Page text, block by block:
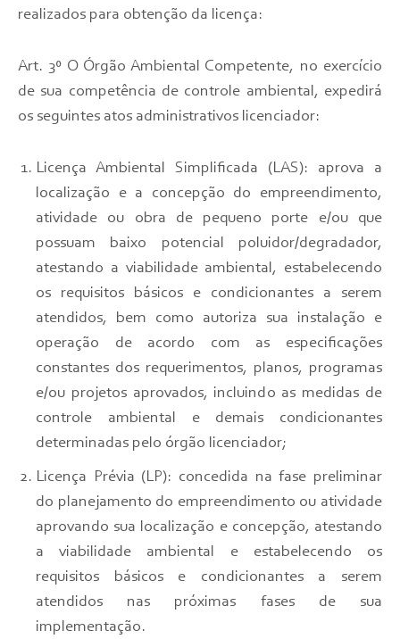
realizados para obtenção da licença:
Art. 3º O Órgão Ambiental Competente, no exercício
de sua competência de controle ambiental, expedirá
os seguintes atos administrativos licenciador:
Licença Ambiental Simplificada (LAS): aprova a
localização e a concepção do empreendimento,
atividade ou obra de pequeno porte e/ou que
possuam baixo potencial poluidor/degradador,
atestando a viabilidade ambiental, estabelecendo
os requisitos básicos e condicionantes a serem
atendidos, bem como autoriza sua instalação e
operação de acordo com as especificações
constantes dos requerimentos, planos, programas
e/ou projetos aprovados, incluindo as medidas de
controle ambiental e demais condicionantes
determinadas pelo órgão licenciador;
Licença Prévia (LP): concedida na fase preliminar
do planejamento do empreendimento ou atividade
aprovando sua localização e concepção, atestando
a viabilidade ambiental e estabelecendo os
requisitos básicos e condicionantes a serem
atendidos nas próximas fases de sua
implementação.